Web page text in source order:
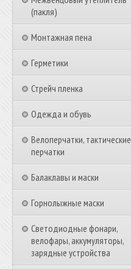
(пакля)
Монтажная пена
Герметики
Стрейч пленка
Одежда и обувь
Велоперчатки, тактические
перчатки
Балаклавы и маски
Горнолыжные маски
Светодиодные фонари,
велофары, аккумуляторы,
зарядные устройства